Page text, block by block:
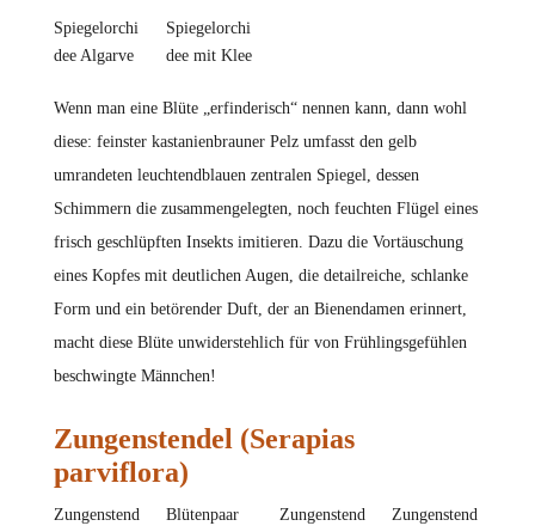
Spiegelorchi
dee Algarve
Spiegelorchi
dee mit Klee
Wenn man eine Blüte „erfinderisch“ nennen kann, dann wohl
diese: feinster kastanienbrauner Pelz umfasst den gelb
umrandeten leuchtendblauen zentralen Spiegel, dessen
Schimmern die zusammengelegten, noch feuchten Flügel eines
frisch geschlüpften Insekts imitieren. Dazu die Vortäuschung
eines Kopfes mit deutlichen Augen, die detailreiche, schlanke
Form und ein betörender Duft, der an Bienendamen erinnert,
macht diese Blüte unwiderstehlich für von Frühlingsgefühlen
beschwingte Männchen!
Zungenstendel (Serapias
parviflora)
Zungenstend
Blütenpaar
Zungenstend
Zungenstend